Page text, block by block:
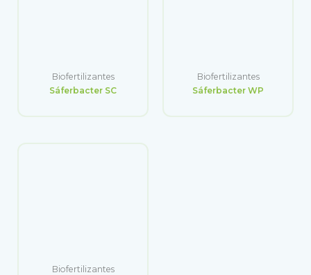
Biofertilizantes
Sáferbacter SC
Biofertilizantes
Sáferbacter WP
Biofertilizantes